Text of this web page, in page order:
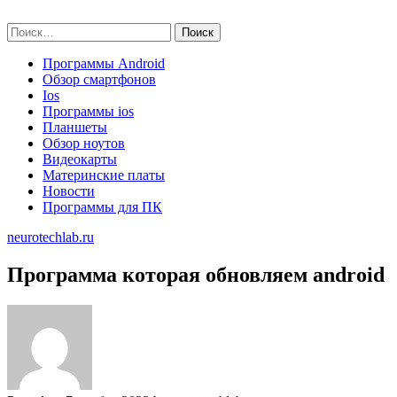
to
content
Найти:
Программы Android
Обзор смартфонов
Ios
Программы ios
Планшеты
Обзор ноутов
Видеокарты
Материнские платы
Новости
Программы для ПК
neurotechlab.ru
Программа которая обновляем android